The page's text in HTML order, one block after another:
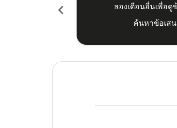
chevron_left
ลองเดือนอื่นเพื่อดู
ค้นหาข้อเส